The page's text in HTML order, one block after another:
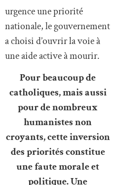
urgence une priorité
nationale, le gouvernement
a choisi d’ouvrir la voie à
une aide active à mourir.
Pour beaucoup de
catholiques, mais aussi
pour de nombreux
humanistes non
croyants, cette inversion
des priorités constitue
une faute morale et
politique. Une